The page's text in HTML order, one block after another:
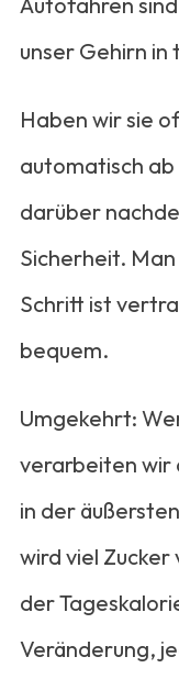
unser Gehirn
Haben wir sie
automatisch ab
darüber
Sicherheit.
Schritt ist
bequem.
Umgekehrt:
verarbeiten wir
in der
wird viel Zucker
der
Veränderung,